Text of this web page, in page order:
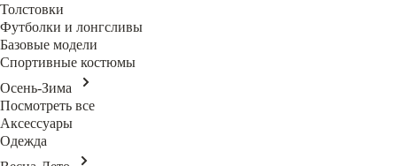
Толстовки
Футболки и лонгсливы
Базовые модели
Спортивные костюмы
Осень-Зима
Посмотреть все
Аксессуары
Одежда